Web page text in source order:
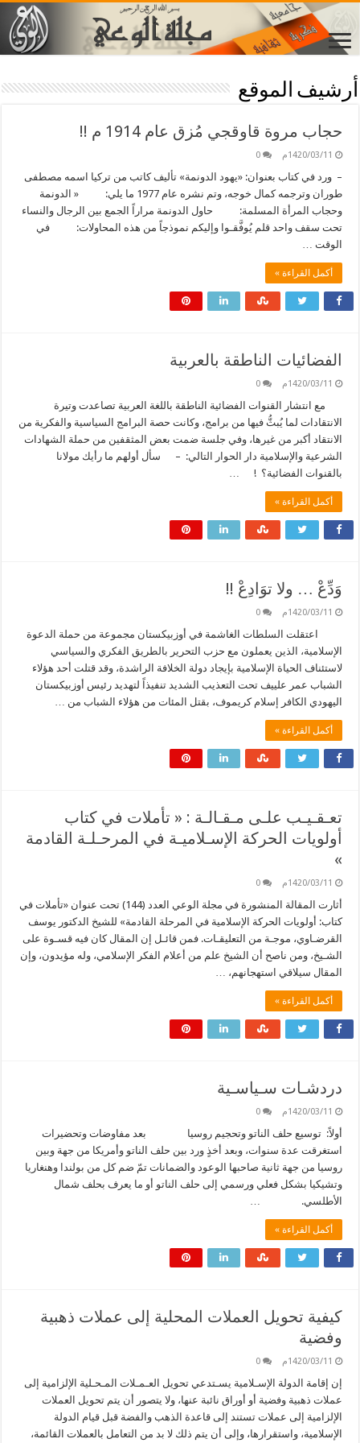
أرشيف الموقع
حجاب مروة قاوقجي مُزق عام 1914 م !!
1420/03/11م 0
– ورد في كتاب بعنوان: «يهود الدونمة» تأليف كاتب من تركيا اسمه مصطفى
طوران وترجمه كمال خوجه، وتم نشره عام 1977 ما يلي: « الدونمة
وحجاب المرأة المسلمة: حاول الدونمة مراراً الجمع بين الرجال والنساء
تحت سقف واحد قلم يُوفَّقـوا وإليكم نموذجاً من هذه المحاولات: في
الوقت …
أكمل القراءة »
الفضائيات الناطقة بالعربية
1420/03/11م 0
مع انتشار القنوات الفضائية الناطقة باللغة العربية تصاعدت وتيرة
الانتقادات لما يُبثُّ فيها من برامج، وكانت حصة البرامج السياسية والفكرية من
الانتقاد أكبر من غيرها، وفي جلسة ضمت بعض المثقفين من حملة الشهادات
الشرعية والإسلامية دار الحوار التالي: – سأل أولهم ما رأيك مولانا
بالقنوات الفضائية؟ ! …
أكمل القراءة »
وَدِّعْ … ولا توَادِعْ !!
1420/03/11م 0
اعتقلت السلطات الغاشمة في أوزبيكستان مجموعة من حملة الدعوة
الإسلامية، الذين يعملون مع حزب التحرير بالطريق الفكري والسياسي
لاستئناف الحياة الإسلامية بإيجاد دولة الخلافة الراشدة، وقد قتلت أحد هؤلاء
الشباب عمر علييف تحت التعذيب الشديد تنفيذاً لتهديد رئيس أوزبيكستان
اليهودي الكافر إسلام كريموف، بقتل المئات من هؤلاء الشباب من …
أكمل القراءة »
تعـقـيـب علـى مـقـالـة : « تأملات في كتاب
أولويات الحركة الإسـلاميـة في المرحـلـة القادمة
»
1420/03/11م 0
أثارت المقالة المنشورة في مجلة الوعي العدد (144) تحت عنوان «تأملات في
كتاب: أولويات الحركة الإسلامية في المرحلة القادمة» للشيخ الدكتور يوسف
القرضـاوي، موجـة من التعليقـات. فمن قائـل إن المقال كان فيه قسـوة على
الشـيخ، ومن ناصح أن الشيخ علم من أعلام الفكر الإسلامي، وله مؤيدون، وإن
المقال سيلاقي استهجانهم، …
أكمل القراءة »
دردشـات سـياسـية
1420/03/11م 0
أولاً: توسيع حلف الناتو وتحجيم روسيا بعد مفاوضات وتحضيرات
استغرقت عدة سنوات، وبعد أخذٍ ورد بين حلف الناتو وأمريكا من جهة وبين
روسيا من جهة ثانية صاحبها الوعود والضمانات تمّ ضم كل من بولندا وهنغاريا
وتشيكيا بشكل فعلي ورسمي إلى حلف الناتو أو ما يعرف بحلف شمال
الأطلسي. …
أكمل القراءة »
كيفية تحويل العملات المحلية إلى عملات ذهبية
وفضية
1420/03/11م 0
إن إقامة الدولة الإسـلامية يسـتدعي تحويل العـمـلات المـحـلية الإلزامية إلى
عملات ذهبية وفضية أو أوراق نائبة عنها، ولا يتصور أن يتم تحويل العملات
الإلزامية إلى عملات تستند إلى قاعدة الذهب والفضة قبل قيام الدولة
الإسلامية، واستقرارها، وإلى أن يتم ذلك لا بد من التعامل بالعملات القائمة،